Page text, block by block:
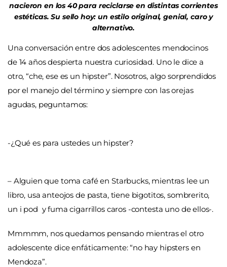
nacieron en los 40 para reciclarse en distintas corrientes
estéticas. Su sello hoy: un estilo original, genial, caro y
alternativo.
Una conversación entre dos adolescentes mendocinos
de 14 años despierta nuestra curiosidad. Uno le dice a
otro, “che, ese es un hipster”. Nosotros, algo sorprendidos
por el manejo del término y siempre con las orejas
agudas, peguntamos:
-¿Qué es para ustedes un hipster?
– Alguien que toma café en Starbucks, mientras lee un
libro, usa anteojos de pasta, tiene bigotitos, sombrerito,
un i pod y fuma cigarrillos caros -contesta uno de ellos-.
Mmmmm, nos quedamos pensando mientras el otro
adolescente dice enfáticamente: “no hay hipsters en
Mendoza”.